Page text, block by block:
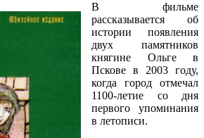
В фильме
рассказывается об
истории появления
двух памятников
княгине Ольге в
Пскове в 2003 году,
когда город отмечал
1100-летие со дня
первого упоминания
в летописи.